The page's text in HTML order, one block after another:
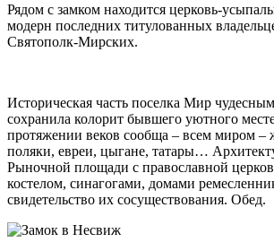
Рядом с замком находится церковь-
модерн последних титулованных
Святополк-Мирских.
Историческая часть поселка Мир
сохранила колорит бывшего уютного
протяжении веков сообща – всем миром –
поляки, евреи, цыгане, татары…
Рыночной площади с православной
костелом, синагогами, домами
свидетельство их сосуществования. Обед.